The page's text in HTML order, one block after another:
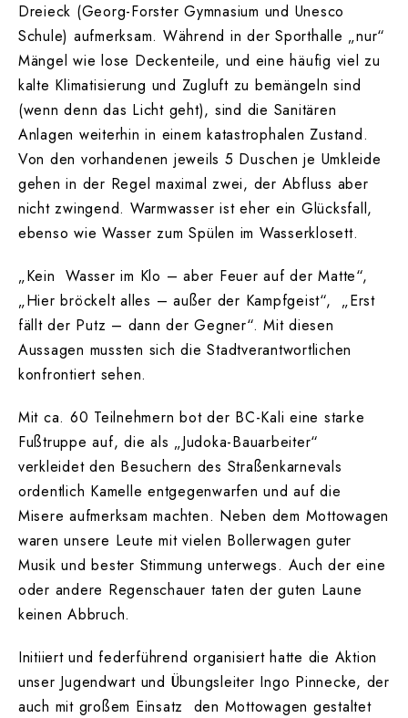
Dreieck (Georg-Forster Gymnasium und Unesco
Schule) aufmerksam. Während in der Sporthalle „nur“
Mängel wie lose Deckenteile, und eine häufig viel zu
kalte Klimatisierung und Zugluft zu bemängeln sind
(wenn denn das Licht geht), sind die Sanitären
Anlagen weiterhin in einem katastrophalen Zustand.
Von den vorhandenen jeweils 5 Duschen je Umkleide
gehen in der Regel maximal zwei, der Abfluss aber
nicht zwingend. Warmwasser ist eher ein Glücksfall,
ebenso wie Wasser zum Spülen im Wasserklosett.
„Kein Wasser im Klo – aber Feuer auf der Matte“,
„Hier bröckelt alles – außer der Kampfgeist“, „Erst
fällt der Putz – dann der Gegner“. Mit diesen
Aussagen mussten sich die Stadtverantwortlichen
konfrontiert sehen.
Mit ca. 60 Teilnehmern bot der BC-Kali eine starke
Fußtruppe auf, die als „Judoka-Bauarbeiter“
verkleidet den Besuchern des Straßenkarnevals
ordentlich Kamelle entgegenwarfen und auf die
Misere aufmerksam machten. Neben dem Mottowagen
waren unsere Leute mit vielen Bollerwagen guter
Musik und bester Stimmung unterwegs. Auch der eine
oder andere Regenschauer taten der guten Laune
keinen Abbruch.
Initiiert und federführend organisiert hatte die Aktion
unser Jugendwart und Übungsleiter Ingo Pinnecke, der
auch mit großem Einsatz den Mottowagen gestaltet